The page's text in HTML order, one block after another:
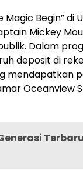
Begin” di
Mickey
Dalam
deposit di
mendapatkan
Oceanview